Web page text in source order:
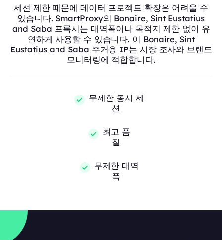
세션 제한 때문에 데이터 프로젝트 확장은 어려울 수
있습니다. SmartProxy의 Bonaire, Sint Eustatius
and Saba 프록시는 대역폭이나 목적지 제한 없이 유
연하게 사용할 수 있습니다. 이 Bonaire, Sint
Eustatius and Saba 주거용 IP는 시장 조사와 브랜드
모니터링에 적합합니다.
무제한 동시 세
션
최고 품
질
무제한 대역
폭